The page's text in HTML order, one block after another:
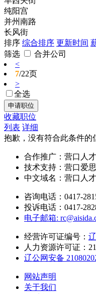
纯阳宫
并州南路
长风街
排序 综合排序 更新时间
筛选
合并公司
<
7/22页
>
全选
收藏职位
列表 详细
抱歉，没有符合此条件的
合作推广：营口人
技术支持：营口爱
中文域名：营口人
咨询电话：0417-
投诉电话：0417-
电子邮箱:
经营许可证编号：
人力资源许可证：
辽公网安备
网站声明
关于我们